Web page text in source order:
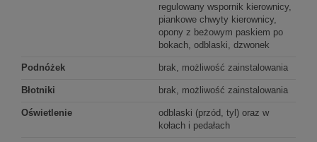
regulowany wspornik kierownicy,
piankowe chwyty kierownicy,
opony z beżowym paskiem po
bokach, odblaski, dzwonek
Podnóżek brak, możliwość zainstalowania
Błotniki brak, możliwość zainstalowania
Oświetlenie
odblaski (przód, tyl) oraz w
kołach i pedałach